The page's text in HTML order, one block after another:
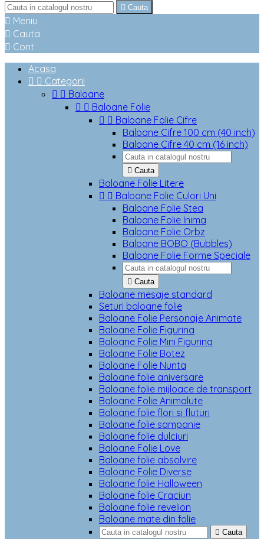
 Cauta
 Meniu
 Cauta
 Cont
Acasa
  Categorii
  Baloane
  Baloane Folie
  Baloane Folie Cifre
Baloane Cifre 100 cm (40 inch)
Baloane Cifre 40 cm (16 inch)
 Cauta
Baloane Folie Litere
  Baloane Folie Culori Uni
Baloane Folie Stea
Baloane Folie Inima
Baloane Folie Orbz
Baloane BOBO (Bubbles)
Baloane Folie Forme Speciale
 Cauta
Baloane mesaje standard
Seturi baloane folie
Baloane Folie Personaje Animate
Baloane Folie Figurina
Baloane Folie Mini Figurina
Baloane Folie Botez
Baloane Folie Nunta
Baloane folie aniversare
Baloane folie mijloace de transport
Baloane Folie Animalute
Baloane folie flori si fluturi
Baloane folie sampanie
Baloane folie dulciuri
Baloane Folie Love
Baloane folie absolvire
Baloane Folie Diverse
Baloane folie Halloween
Baloane folie Craciun
Baloane folie revelion
Baloane mate din folie
 Cauta